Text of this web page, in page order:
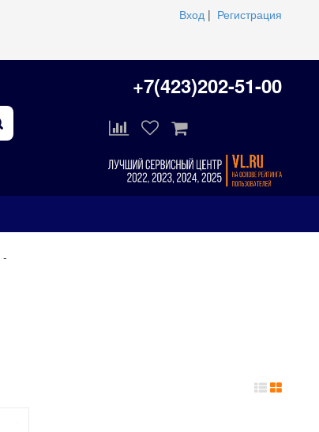
Вход | Регистрация
+7(423)202-51-00